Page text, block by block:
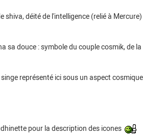
shiva, déité de l'intelligence (relié à Mercure)
sa douce : symbole du couple cosmik, de la
représenté ici sous un aspect
pour la description des icones